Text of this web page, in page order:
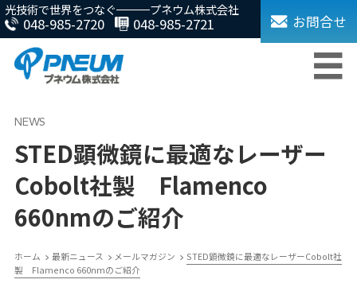
光技術で世界をつなぐ プネウム株式会社
048-985-2720 048-985-2721 お問合せ
STED顕微鏡に最適なレーザー
Cobolt社製 Flamenco
660nmのご紹介
ホーム 最新ニュース メールマガジン
STED顕微鏡に最適なレーザーCobolt社
製 Flamenco 660nmのご紹介